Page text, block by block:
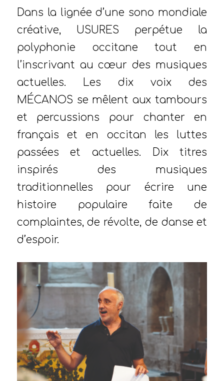
Dans la lignée d’une sono mondiale
créative, USURES perpétue la
polyphonie occitane tout en
l’inscrivant au cœur des musiques
actuelles. Les dix voix des
MÉCANOS se mêlent aux tambours
et percussions pour chanter en
français et en occitan les luttes
passées et actuelles. Dix titres
inspirés des musiques
traditionnelles pour écrire une
histoire populaire faite de
complaintes, de révolte, de danse et
d’espoir.